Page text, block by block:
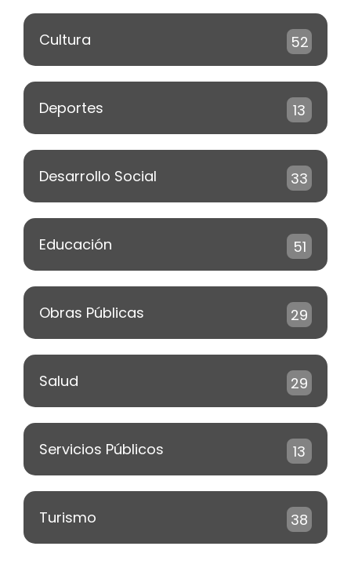
Cultura 52
Deportes 13
Desarrollo Social 33
Educación 51
Obras Públicas 29
Salud 29
Servicios Públicos 13
Turismo 38